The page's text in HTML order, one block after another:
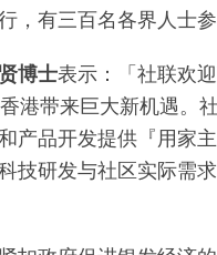
，有三百名各界人士
博士表示：「社联欢
港带来巨大新机遇。
产品开发提供『用家
技研发与社区实际需